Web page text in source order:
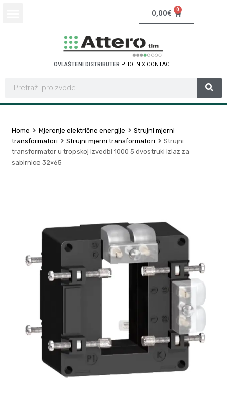
0,00€ 0
OVLAŠTENI DISTRIBUTER PHOENIX CONTACT
Home Mjerenje električne energije
Strujni mjerni
transformatori
Strujni mjerni transformatori
Strujni
transformator u tropskoj izvedbi 1000 5 dvostruki izlaz za
sabirnice 32×65